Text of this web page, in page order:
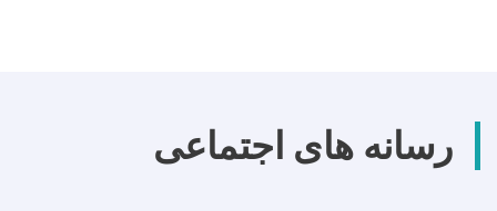
رسانه های اجتماعی